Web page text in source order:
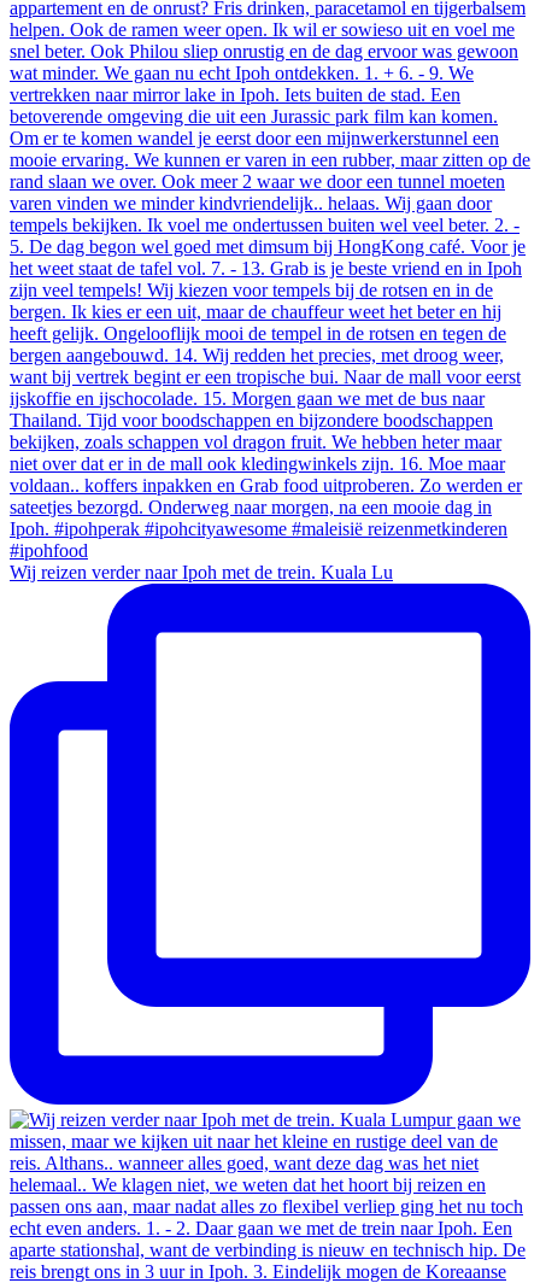
Wij reizen verder naar Ipoh met de trein. Kuala Lu